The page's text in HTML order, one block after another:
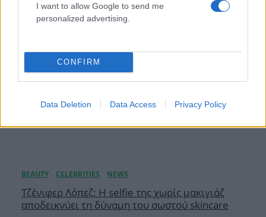
I want to allow Google to send me
personalized advertising.
CONFIRM
Data Deletion Data Access Privacy Policy
Τζένιφερ Λόπεζ: Η selfie της χωρίς μακιγιάζ
αποδεικνύει τη δύναμη του σωστού skincare